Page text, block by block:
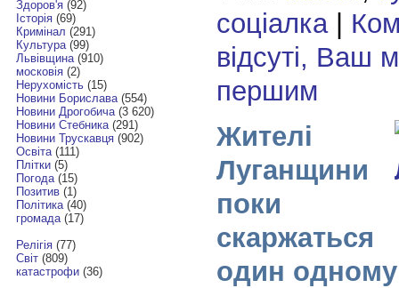
Здоров'я(92)
Історія(69)
Кримінал (291)
Культура(99)
Львівщина(910)
московія(2)
Нерухомість(15)
Новини Борислава(554)
Новини Дрогобича(3 620)
Новини Стебника(291)
Новини Трускавця(902)
Освіта(111)
Плітки(5)
Погода(15)
Позитив(1)
Політика(40)
громада(17)
Релігія(77)
Світ(809)
катастрофи(36)
соціалка|
відсуті, Ваш
першим
Жителі
Луганщини
поки
скаржаться
один